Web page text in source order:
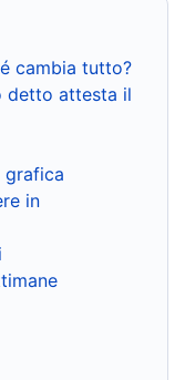
cambia tutto?
detto attesta il
grafica
in